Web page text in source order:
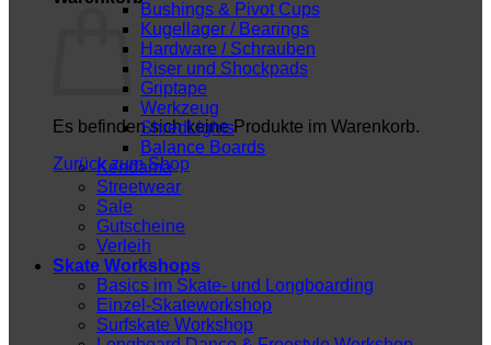
Es befinden sich keine Produkte im Warenkorb.
Zurück zum Shop
Bushings & Pivot Cups
Kugellager / Bearings
Hardware / Schrauben
Riser und Shockpads
Griptape
Werkzeug
ShredLights
Balance Boards
Kendama
Streetwear
Sale
Gutscheine
Verleih
Skate Workshops
Basics im Skate- und Longboarding
Einzel-Skateworkshop
Surfskate Workshop